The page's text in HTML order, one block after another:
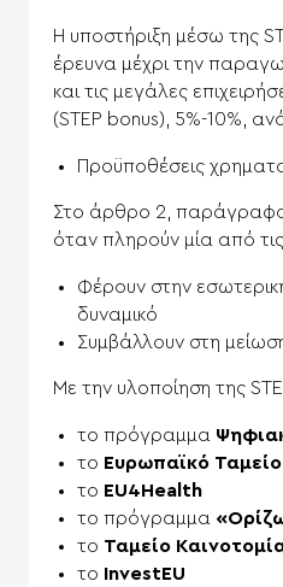
Η υποστήριξη μέσω της
έρευνα μέχρι την
και τις μεγάλες
(STEP bonus), 5%-10%,
Πρ​οϋποθέσεις
Στο άρθρο 2, παράγραφος
όταν πληρούν μία από
Φέρουν στην
δυναμικό
Συμβάλλουν στη
Με την υλοποίηση της
το πρόγραμμα
το Ευρωπαϊκό
το EU4Health
το πρόγραμμα
το Ταμείο
το InvestEU